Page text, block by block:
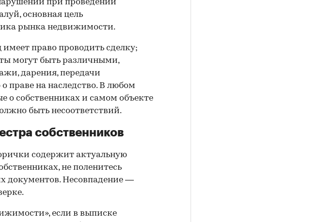
при проведении
основная цель
рынка недвижимости.
право проводить сделку;
могут быть различными,
дарения, передачи
праве на наследство. В любом
о собственниках и самом объекте
быть несоответствий.
собственников
содержит актуальную
не поленитесь
документов. Несовпадение —
если в выписке